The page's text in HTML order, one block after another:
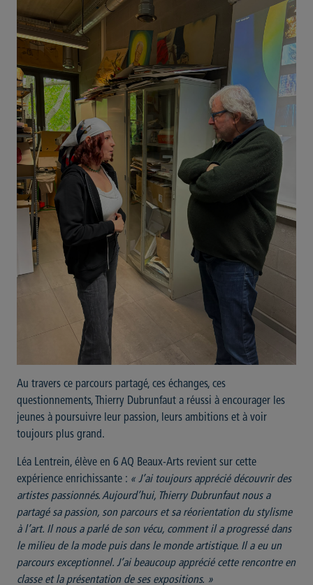
Au travers ce parcours partagé, ces échanges, ces
questionnements, Thierry Dubrunfaut a réussi à encourager les
jeunes à poursuivre leur passion, leurs ambitions et à voir
toujours plus grand.
Léa Lentrein, élève en 6 AQ Beaux-Arts revient sur cette
expérience enrichissante : « J’ai toujours apprécié découvrir des
artistes passionnés. Aujourd’hui, Thierry Dubrunfaut nous a
partagé sa passion, son parcours et sa réorientation du stylisme
à l’art. Il nous a parlé de son vécu, comment il a progressé dans
le milieu de la mode puis dans le monde artistique. Il a eu un
parcours exceptionnel. J’ai beaucoup apprécié cette rencontre en
classe et la présentation de ses expositions. »